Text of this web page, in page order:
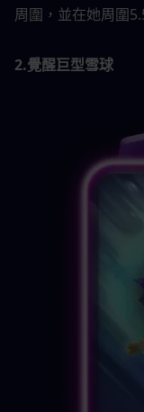
周圍，並在她周圍
2.覺醒巨型雪球